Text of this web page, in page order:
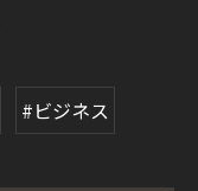
#ビジネス